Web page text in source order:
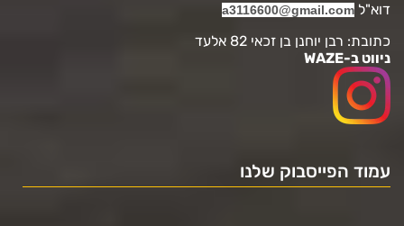
דוא"ל a3116600@gmail.com
כתובת: רבן יוחנן בן זכאי 82 אלעד
ניווט ב-WAZE
עמוד הפייסבוק שלנו